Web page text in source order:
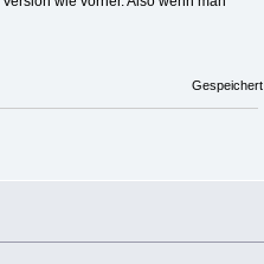
Gespeichert